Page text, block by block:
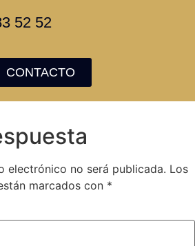
52 52
CONTACTO
electrónico no será publicada. Los
marcados con *